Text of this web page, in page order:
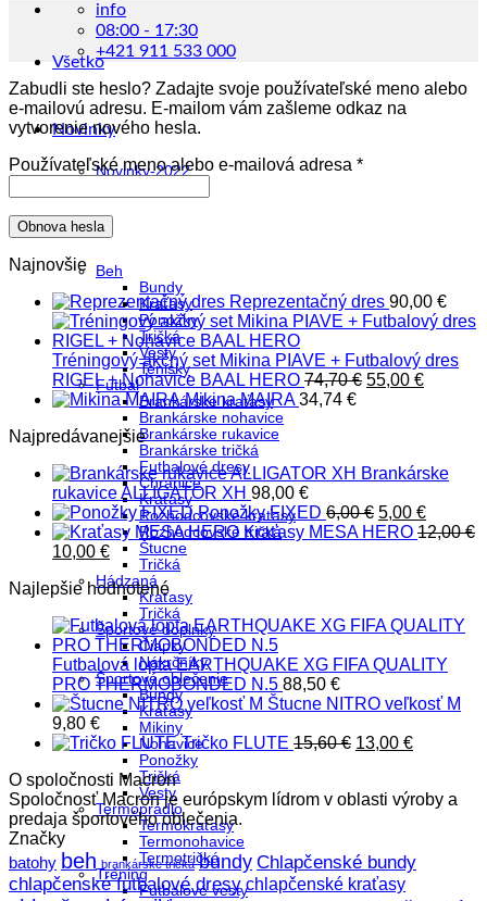
Všetko
Novinky
Novinky-2022
Muži
Beh
Bundy
Kraťasy
Ponožky
Tričká
Vesty
Tenisky
Futbal
Brankárske kraťasy
Brankárske nohavice
Brankárske rukavice
Brankárske tričká
Futbalové dresy
Chrániče
Kraťasy
Rozhodcovské kraťasy
Rozhodcovské tričká
Štucne
Tričká
Hádzaná
Kraťasy
Tričká
Športové doplnky
Čiapky
Nákrčníky
Športové oblečenie
Bundy
Kraťasy
Mikiny
Nohavice
Ponožky
Tričká
Vesty
Termoprádlo
Termokraťasy
Termonohavice
Termotričká
Tréning
Futbalové vesty
info
08:00 - 17:30
+421 911 533 000
Zabudli ste heslo? Zadajte svoje používateľské meno alebo
e-mailovú adresu. E-mailom vám zašleme odkaz na
vytvorenie nového hesla.
Používateľské meno alebo e-mailová adresa *Povinné
Obnova hesla
Najnovšie
Reprezentačný dres 90,00 €
Tréningový akčný set Mikina PIAVE + Futbalový dres
RIGEL + Nohavice BAAL HERO 74,70€ Pôvodná
55,00 €
Mikina MAIRA 34,74 €
Najpredávanejšie
Brankárske
rukavice ALLIGATOR XH 98,00 €
Ponožky FIXED 6,00€ Pôvodná
cena
5,00 €
cena
Kraťasy MESA HERO 12,00€
Pôvodná
bola:
10,00 €Aktuálna
cena
je:
10,00 €.
Najlepšie hodnotené
Futbalová lopta EARTHQUAKE XG FIFA QUALITY
PRO THERMOBONDED N.5 88,50 €
Štucne NITRO veľkosť M
9,80 €
Tričko FLUTE 15,60€ Pôvodná
15,60 €.
13,00 €Aktuálna
13,00 €.
O spoločnosti Macron
Spoločnosť Macron je európskym lídrom v oblasti výroby a
predaja športového oblečenia.
Značky
batohy beh brankárske tričká bundy Chlapčenské bundy
chlapčenské futbalové dresy chlapčenské kraťasy